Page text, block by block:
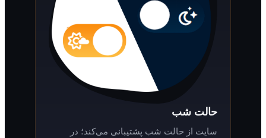
حالت شب
سایت از حالت شب پشتیبانی می‌کند؛ در